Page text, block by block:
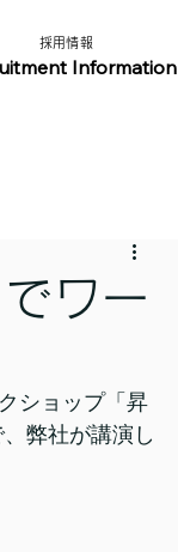
Information
​採用情報​​
ワー
ショップ「昇
弊社が講演し